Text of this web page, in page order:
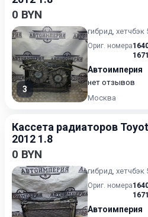
0 BYN
3
гибрид, хетчбэк
Ориг. номера
Автоимперия
нет отзывов
Москва
Кассета радиаторов
2012 1.8
0 BYN
гибрид, хетчбэк
Ориг. номера
Автоимперия